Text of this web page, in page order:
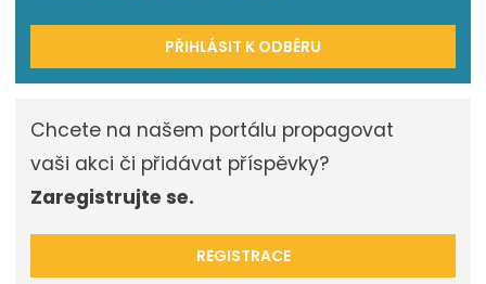
PŘIHLÁSIT K ODBĚRU
Chcete na našem portálu propagovat
vaši akci či přidávat příspěvky?
Zaregistrujte se.
REGISTRACE